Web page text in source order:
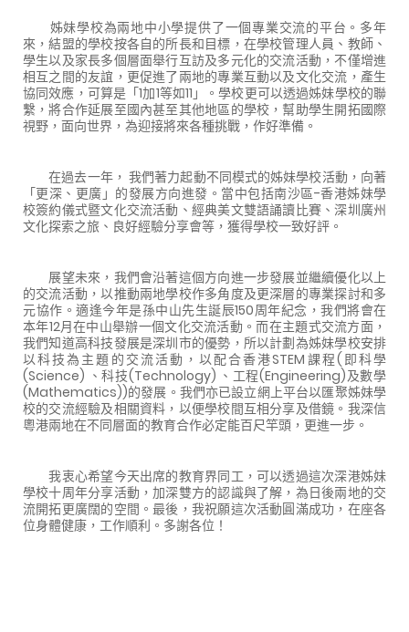
姊妹學校為兩地中小學提供了一個專業交流的平台。多年
來，結盟的學校按各自的所長和目標，在學校管理人員、教師、
學生以及家長多個層面舉行互訪及多元化的交流活動，不僅增進
相互之間的友誼，更促進了兩地的專業互動以及文化交流，產生
協同效應，可算是「1加1等如11」。學校更可以透過姊妹學校的聯
繫，將合作延展至國內甚至其他地區的學校，幫助學生開拓國際
視野，面向世界，為迎接將來各種挑戰，作好準備。
在過去一年， 我們著力起動不同模式的姊妹學校活動，向著
「更深、更廣」的發展方向進發。當中包括南沙區-香港姊妹學
校簽約儀式暨文化交流活動、經典美文雙語誦讀比賽、深圳廣州
文化探索之旅、良好經驗分享會等，獲得學校一致好評。
展望未來，我們會沿著這個方向進一步發展並繼續優化以上
的交流活動，以推動兩地學校作多角度及更深層的專業探討和多
元協作。適逢今年是孫中山先生誕辰150周年紀念，我們將會在
本年12月在中山舉辦一個文化交流活動。而在主題式交流方面，
我們知道高科技發展是深圳市的優勢，所以計劃為姊妹學校安排
以科技為主題的交流活動，以配合香港STEM課程(即科學
(Science) 、科技(Technology) 、工程(Engineering)及數學
(Mathematics))的發展。我們亦已設立網上平台以匯聚姊妹學
校的交流經驗及相關資料，以便學校間互相分享及借鏡。我深信
粵港兩地在不同層面的教育合作必定能百尺竿頭，更進一步。
我衷心希望今天出席的教育界同工，可以透過這次深港姊妹
學校十周年分享活動，加深雙方的認識與了解，為日後兩地的交
流開拓更廣闊的空間。最後，我祝願這次活動圓滿成功，在座各
位身體健康，工作順利。多謝各位！